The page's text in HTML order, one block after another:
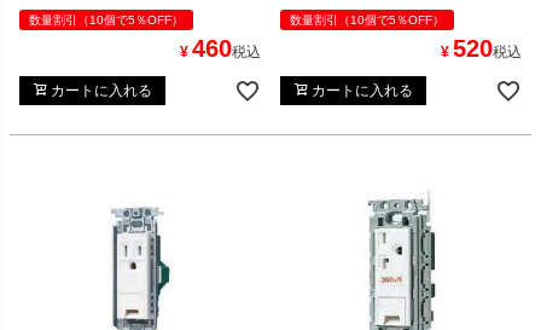
数量割引（10個で5％OFF）
¥ 460税込
カートに入れる
数量割引（10個で5％OFF）
¥ 520税込
カートに入れる